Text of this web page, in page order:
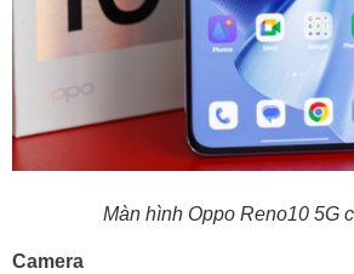
Màn hình Oppo Reno10 5G
Camera